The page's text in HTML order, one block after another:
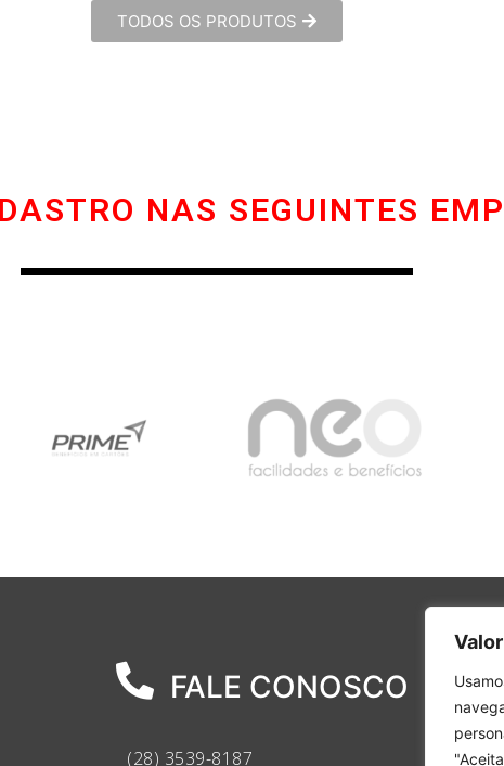
TODOS OS PRODUTOS
NAS SEGUINTES
FALE CONOSCO
(28) 3539-8187